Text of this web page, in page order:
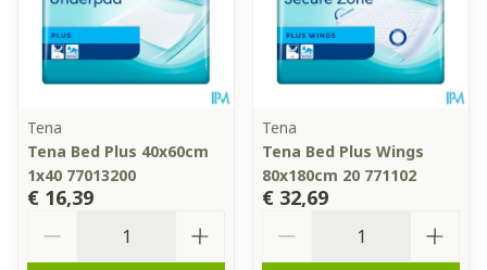
Tena
Tena Bed Plus 40x60cm
1x40 77013200
€ 16,39
Tena
Tena Bed Plus Wings
80x180cm 20 771102
€ 32,69